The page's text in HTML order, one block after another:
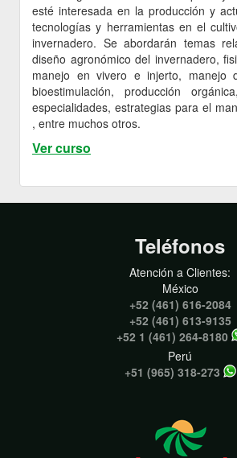
esté interesada en la producción y
tecnologías y herramientas en el
invernadero. Se abordarán temas
diseño agronómico del invernadero,
manejo en vivero e injerto, manejo
bioestimulación, producción
especialidades, estrategias para el
, entre muchos otros.
Ver curso
Teléfonos
Atención a Clientes:
México
+52 (461) 616-2084
+52 (461) 613-9135
+52 1 (461) 264-8180
Perú
+51 (965) 318-273